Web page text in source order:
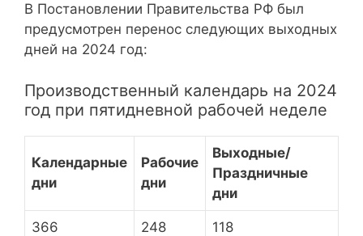
В Постановлении Правительства РФ был
предусмотрен перенос следующих выходных
дней на 2024 год:
Производственный календарь на 2024
год при пятидневной рабочей неделе
Календарные
дни
Рабочие
дни
Выходные/
Праздничные
дни
366 248 118